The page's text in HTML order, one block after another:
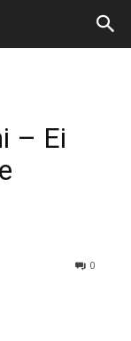
– Ei
0